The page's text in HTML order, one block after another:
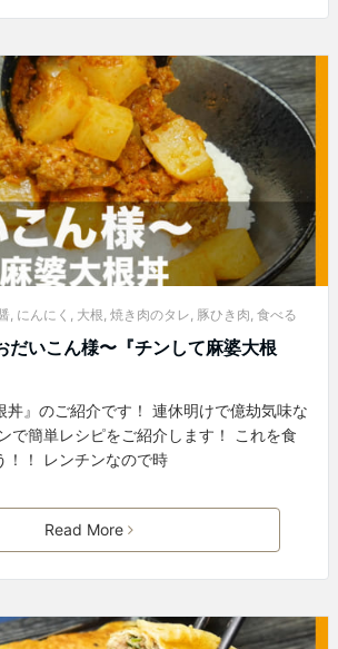
にんにく 大根 焼き肉のタレ 豚ひき肉 食べる
だいこん様〜『チンして麻婆大根
丼』のご紹介です！ 連休明けで億劫気味な
で簡単レシピをご紹介します！ これを食
！！ レンチンなので時
Read More